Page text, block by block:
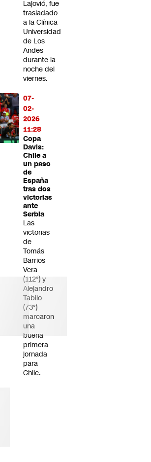
Lajović, fue
trasladado
a la Clínica
Universidad
de Los
Andes
durante la
noche del
viernes.
07-
02-
2026
11:28
Copa
Davis:
Chile a
un paso
de
España
tras dos
victorias
ante
Serbia
Las
victorias
de
Tomás
Barrios
Vera
(112°) y
Alejandro
Tabilo
(73°)
marcaron
una
buena
primera
jornada
para
Chile.